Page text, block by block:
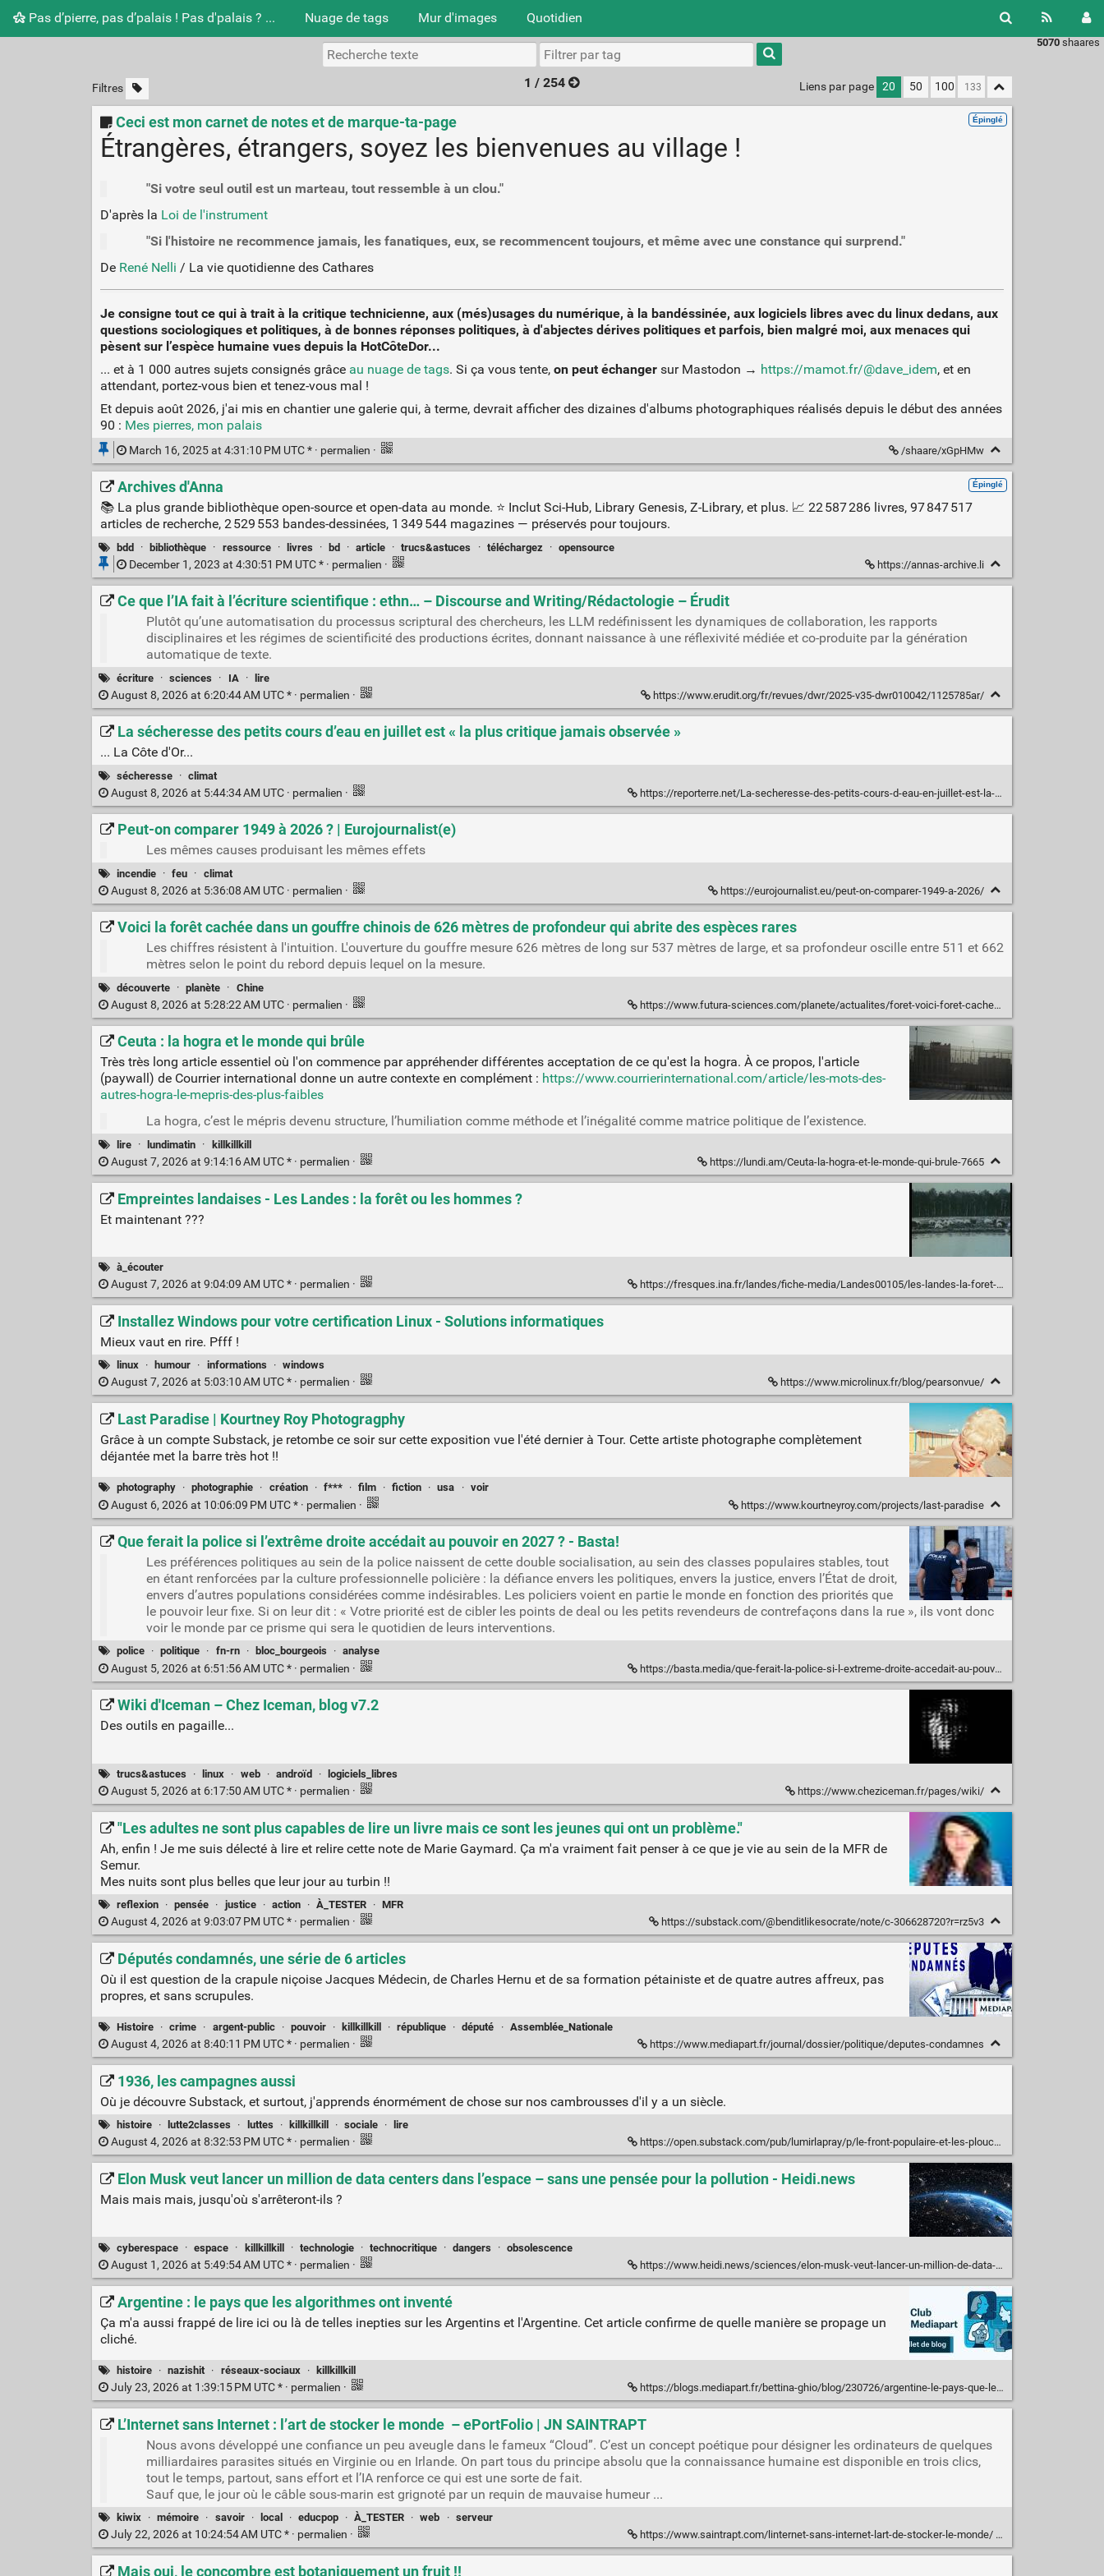
Pas d’pierre, pas d’palais ! Pas d'palais ? ... Nuage de tags Mur d'images Quotidien
5070 shaares
Filtres 1 / 254 Liens par page 20 50 100
Épinglé
Ceci est mon carnet de notes et de marque-ta-page
Étrangères, étrangers, soyez les bienvenues au village !
"Si votre seul outil est un marteau, tout ressemble à un clou."
D'après la Loi de l'instrument
"Si l'histoire ne recommence jamais, les fanatiques, eux, se recommencent toujours, et même avec une constance qui surprend."
De René Nelli / La vie quotidienne des Cathares
Je consigne tout ce qui à trait à la critique technicienne, aux (més)usages du numérique, à la bandéssinée, aux logiciels libres avec du linux dedans, aux
questions sociologiques et politiques, à de bonnes réponses politiques, à d'abjectes dérives politiques et parfois, bien malgré moi, aux menaces qui
pèsent sur l’espèce humaine vues depuis la HotCôteDor...
... et à 1 000 autres sujets consignés grâce au nuage de tags. Si ça vous tente, on peut échangersur Mastodon → https://mamot.fr/@dave_idem, et en
attendant, portez-vous bien et tenez-vous mal !
Et depuis août 2026, j'ai mis en chantier une galerie qui, à terme, devrait afficher des dizaines d'albums photographiques réalisés depuis le début des années
90 : Mes pierres, mon palais
March 16, 2025 at 4:31:10 PM UTC * · permalien · /shaare/xGpHMw
Épinglé
Archives d'Anna
📚 La plus grande bibliothèque open-source et open-data au monde. ⭐️ Inclut Sci-Hub, Library Genesis, Z-Library, et plus. 📈 22 587 286 livres, 97 847 517
articles de recherche, 2 529 553 bandes-dessinées, 1 349 544 magazines — préservés pour toujours.
bdd · bibliothèque · ressource · livres · bd · article · trucs&astuces · téléchargez · opensource
December 1, 2023 at 4:30:51 PM UTC * · permalien · https://annas-archive.li
Ce que l’IA fait à l’écriture scientifique : ethn… – Discourse and Writing/Rédactologie – Érudit
Plutôt qu’une automatisation du processus scriptural des chercheurs, les LLM redéfinissent les dynamiques de collaboration, les rapports
disciplinaires et les régimes de scientificité des productions écrites, donnant naissance à une réflexivité médiée et co-produite par la génération
automatique de texte.
écriture · sciences · IA · lire
August 8, 2026 at 6:20:44 AM UTC * · permalien · https://www.erudit.org/fr/revues/dwr/2025-v35-dwr010042/1125785ar/
La sécheresse des petits cours d’eau en juillet est « la plus critique jamais observée »
... La Côte d'Or...
sécheresse · climat
August 8, 2026 at 5:44:34 AM UTC · permalien · https://reporterre.net/La-secheresse-des-petits-cours-d-eau-en-juillet-est-la-plus-critique-jamais-observee
Peut-on comparer 1949 à 2026 ? | Eurojournalist(e)
Les mêmes causes produisant les mêmes effets
incendie · feu · climat
August 8, 2026 at 5:36:08 AM UTC · permalien · https://eurojournalist.eu/peut-on-comparer-1949-a-2026/
Voici la forêt cachée dans un gouffre chinois de 626 mètres de profondeur qui abrite des espèces rares
Les chiffres résistent à l'intuition. L'ouverture du gouffre mesure 626 mètres de long sur 537 mètres de large, et sa profondeur oscille entre 511 et 662
mètres selon le point du rebord depuis lequel on la mesure.
découverte · planète · Chine
August 8, 2026 at 5:28:22 AM UTC · permalien · https://www.futura-sciences.com/planete/actualites/foret-voici-foret-cachee-gouffre-chinois-626-metres-profondeur-abrite-especes-rares-k2m6-136697/
Ceuta : la hogra et le monde qui brûle
Très très long article essentiel où l'on commence par appréhender différentes acceptation de ce qu'est la hogra. À ce propos, l'article
(paywall) de Courrier international donne un autre contexte en complément : https://www.courrierinternational.com/article/les-mots-des-
autres-hogra-le-mepris-des-plus-faibles
La hogra, c’est le mépris devenu structure, l’humiliation comme méthode et l’inégalité comme matrice politique de l’existence.
lire · lundimatin · killkillkill
August 7, 2026 at 9:14:16 AM UTC * · permalien · https://lundi.am/Ceuta-la-hogra-et-le-monde-qui-brule-7665
Empreintes landaises - Les Landes : la forêt ou les hommes ?
Et maintenant ???
à_écouter
August 7, 2026 at 9:04:09 AM UTC * · permalien · https://fresques.ina.fr/landes/fiche-media/Landes00105/les-landes-la-foret-ou-les-hommes.html
Installez Windows pour votre certification Linux - Solutions informatiques
Mieux vaut en rire. Pfff !
linux · humour · informations · windows
August 7, 2026 at 5:03:10 AM UTC * · permalien · https://www.microlinux.fr/blog/pearsonvue/
Last Paradise | Kourtney Roy Photogragphy
Grâce à un compte Substack, je retombe ce soir sur cette exposition vue l'été dernier à Tour. Cette artiste photographe complètement
déjantée met la barre très hot !!
photography · photographie · création · f*** · film · fiction · usa · voir
August 6, 2026 at 10:06:09 PM UTC * · permalien · https://www.kourtneyroy.com/projects/last-paradise
Que ferait la police si l’extrême droite accédait au pouvoir en 2027 ? - Basta!
Les préférences politiques au sein de la police naissent de cette double socialisation, au sein des classes populaires stables, tout
en étant renforcées par la culture professionnelle policière : la défiance envers les politiques, envers la justice, envers l’État de droit,
envers d’autres populations considérées comme indésirables. Les policiers voient en partie le monde en fonction des priorités que
le pouvoir leur fixe. Si on leur dit : « Votre priorité est de cibler les points de deal ou les petits revendeurs de contrefaçons dans la rue », ils vont donc
voir le monde par ce prisme qui sera le quotidien de leurs interventions.
police · politique · fn-rn · bloc_bourgeois · analyse
August 5, 2026 at 6:51:56 AM UTC * · permalien · https://basta.media/que-ferait-la-police-si-l-extreme-droite-accedait-au-pouvoir-en-2027-Emmanuel-Blanchard
Wiki d'Iceman – Chez Iceman, blog v7.2
Des outils en pagaille...
trucs&astuces · linux · web · androïd · logiciels_libres
August 5, 2026 at 6:17:50 AM UTC * · permalien · https://www.cheziceman.fr/pages/wiki/
"Les adultes ne sont plus capables de lire un livre mais ce sont les jeunes qui ont un problème."
Ah, enfin ! Je me suis délecté à lire et relire cette note de Marie Gaymard. Ça m'a vraiment fait penser à ce que je vie au sein de la MFR de
Semur.
Mes nuits sont plus belles que leur jour au turbin !!
reflexion · pensée · justice · action · À_TESTER · MFR
August 4, 2026 at 9:03:07 PM UTC * · permalien · https://substack.com/@benditlikesocrate/note/c-306628720?r=rz5v3
Députés condamnés, une série de 6 articles
Où il est question de la crapule niçoise Jacques Médecin, de Charles Hernu et de sa formation pétainiste et de quatre autres affreux, pas
propres, et sans scrupules.
Histoire · crime · argent-public · pouvoir · killkillkill · république · député · Assemblée_Nationale
August 4, 2026 at 8:40:11 PM UTC * · permalien · https://www.mediapart.fr/journal/dossier/politique/deputes-condamnes
1936, les campagnes aussi
Où je découvre Substack, et surtout, j'apprends énormément de chose sur nos cambrousses d'il y a un siècle.
histoire · lutte2classes · luttes · killkillkill · sociale · lire
August 4, 2026 at 8:32:53 PM UTC * · permalien · https://open.substack.com/pub/lumirlapray/p/le-front-populaire-et-les-ploucs
Elon Musk veut lancer un million de data centers dans l’espace – sans une pensée pour la pollution - Heidi.news
Mais mais mais, jusqu'où s'arrêteront-ils ?
cyberespace · espace · killkillkill · technologie · technocritique · dangers · obsolescence
August 1, 2026 at 5:49:54 AM UTC * · permalien · https://www.heidi.news/sciences/elon-musk-veut-lancer-un-million-de-data-centers-dans-l-espace-sans-une-pensee-pour-la-pollution
Argentine : le pays que les algorithmes ont inventé
Ça m'a aussi frappé de lire ici ou là de telles inepties sur les Argentins et l'Argentine. Cet article confirme de quelle manière se propage un
cliché.
histoire · nazishit · réseaux-sociaux · killkillkill
July 23, 2026 at 1:39:15 PM UTC * · permalien · https://blogs.mediapart.fr/bettina-ghio/blog/230726/argentine-le-pays-que-les-algorithmes-ont-invente
L’Internet sans Internet : l’art de stocker le monde – ePortFolio | JN SAINTRAPT
Nous avons développé une confiance un peu aveugle dans le fameux “Cloud”. C’est un concept poétique pour désigner les ordinateurs de quelques
milliardaires parasites situés en Virginie ou en Irlande. On part tous du principe absolu que la connaissance humaine est disponible en trois clics,
tout le temps, partout, sans effort et l’IA renforce ce qui est une sorte de fait.
Sauf que, le jour où le câble sous-marin est grignoté par un requin de mauvaise humeur ...
kiwix · mémoire · savoir · local · educpop · À_TESTER · web · serveur
July 22, 2026 at 10:24:54 AM UTC * · permalien · https://www.saintrapt.com/linternet-sans-internet-lart-de-stocker-le-monde/
Mais oui, le concombre est botaniquement un fruit !!